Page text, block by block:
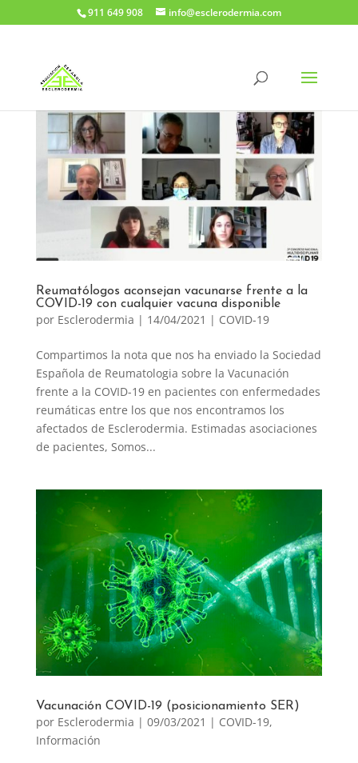
911 649 908 info@esclerodermia.com
Reumatólogos aconsejan vacunarse frente a la
COVID-19 con cualquier vacuna disponible
por Esclerodermia | 14/04/2021 | COVID-19
Compartimos la nota que nos ha enviado la Sociedad
Española de Reumatologia sobre la Vacunación
frente a la COVID-19 en pacientes con enfermedades
reumáticas entre los que nos encontramos los
afectados de Esclerodermia. Estimadas asociaciones
de pacientes, Somos...
Vacunación COVID-19 (posicionamiento SER)
por Esclerodermia | 09/03/2021 | COVID-19,
Información